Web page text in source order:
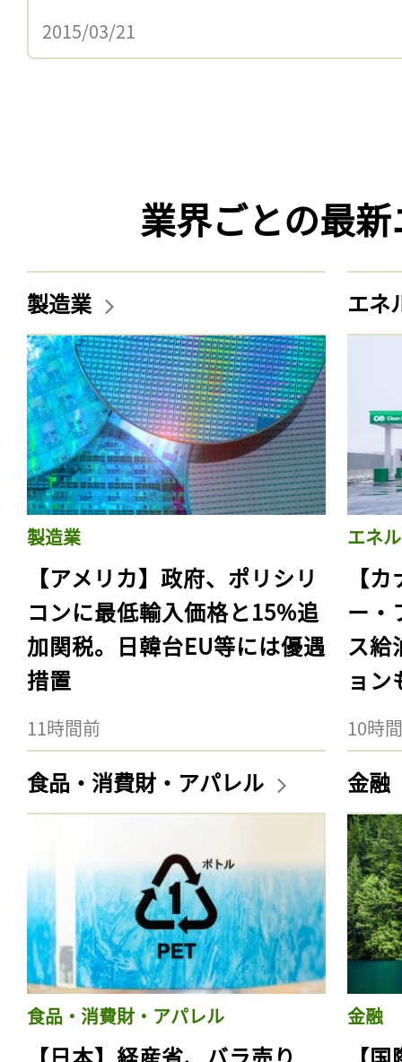
2015/03/21
業界ごとの最
製造業
製造業
【アメリカ】政府、ポリシリ
コンに最低輸入価格と15%追
加関税。日韓台EU等には優遇
措置
11時間前
エネ
エネ
【
ー・
ス給
ョン
10時
食品・消費財・アパレル
食品・消費財・アパレル
金融
金融